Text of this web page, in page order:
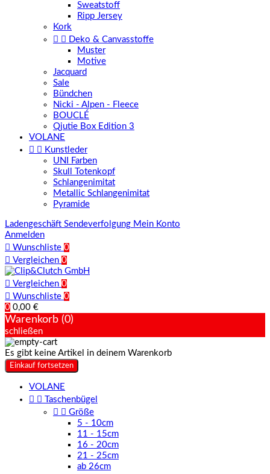
Sweatstoff
Ripp Jersey
Kork
  Deko & Canvasstoffe
Muster
Motive
Jacquard
Sale
Bündchen
Nicki - Alpen - Fleece
BOUCLÉ
Qjutie Box Edition 3
VOLANE
  Kunstleder
UNI Farben
Skull Totenkopf
Schlangenimitat
Metallic Schlangenimitat
Pyramide
Ladengeschäft Sendeverfolgung Mein Konto
Anmelden
 Wunschliste 0
 Vergleichen 0
 Vergleichen 0
 Wunschliste 0
0 0,00 €
Warenkorb (0)
schließen
Es gibt keine Artikel in deinem Warenkorb
Einkauf fortsetzen
VOLANE
 
Taschenbügel
  Größe
5 - 10cm
11 - 15cm
16 - 20cm
21 - 25cm
ab 26cm